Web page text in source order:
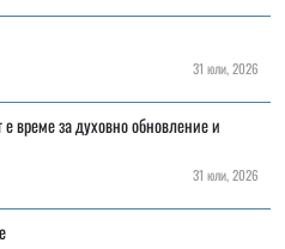
31 юли, 2026
време за духовно обновление и
31 юли, 2026